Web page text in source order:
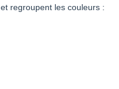
et regroupent les couleurs :